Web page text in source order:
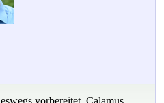
vorbereitet. Calamus